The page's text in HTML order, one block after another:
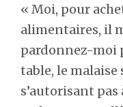
« Moi, pour
alimentaires, il
pardonnez-moi
table, le malaise
s’autorisant